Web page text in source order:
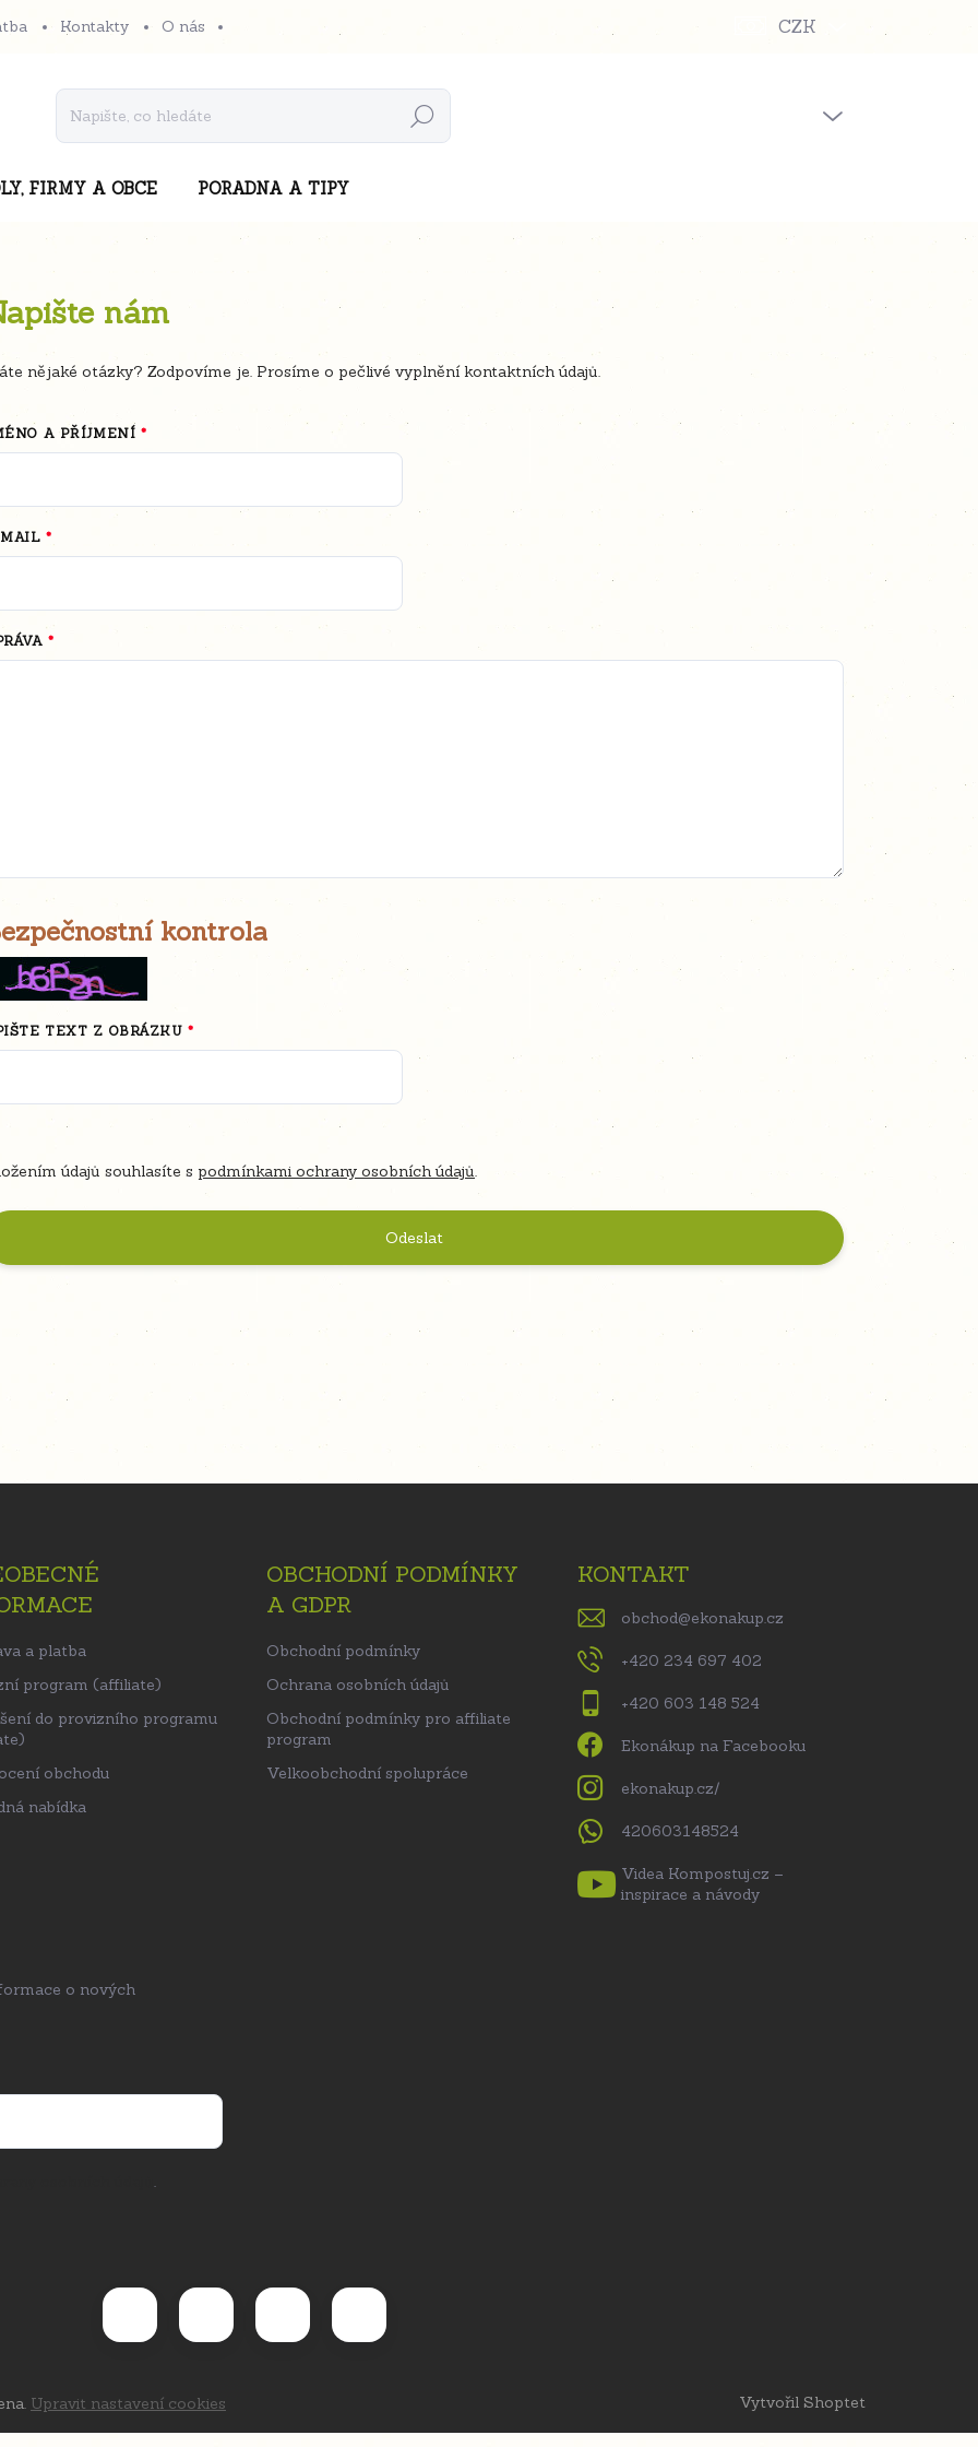
Kontakty O nás CZK
Hledat
FIRMY A OBCE PORADNA A TIPY
nám
nějaké otázky? Zodpovíme je. Prosíme o pečlivé vyplnění kontaktních údajů.
A PŘÍJMENÍ
kontrola
TEXT Z OBRÁZKU
údajů souhlasíte s podmínkami ochrany osobních údajů
Odeslat
a platba
program (affiliate)
do provizního programu
obchodu
nabídka
OBCHODNÍ PODMÍNKY
A GDPR
Obchodní podmínky
Ochrana osobních údajů
Obchodní podmínky pro affiliate
program
Velkoobchodní spolupráce
KONTAKT
obchod@ekonakup.cz
+420 234 697 402
+420 603 148 524
Ekonákup na Facebooku
ekonakup.cz/
420603148524
Videa Kompostuj.cz –
inspirace a návody
o nových
Vytvořil Shoptet
Upravit nastavení cookies